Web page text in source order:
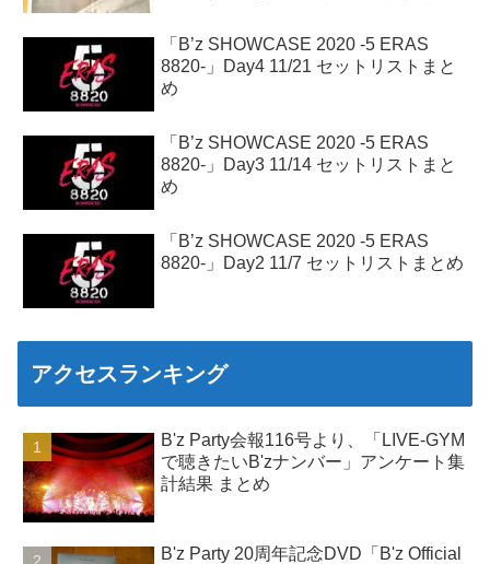
「B’z SHOWCASE 2020 -5 ERAS
8820-」Day4 11/21 セットリストまと
め
「B’z SHOWCASE 2020 -5 ERAS
8820-」Day3 11/14 セットリストまと
め
「B’z SHOWCASE 2020 -5 ERAS
8820-」Day2 11/7 セットリストまとめ
アクセスランキング
B'z Party会報116号より、「LIVE-GYM
で聴きたいB'zナンバー」アンケート集
計結果 まとめ
B'z Party 20周年記念DVD「B'z Official